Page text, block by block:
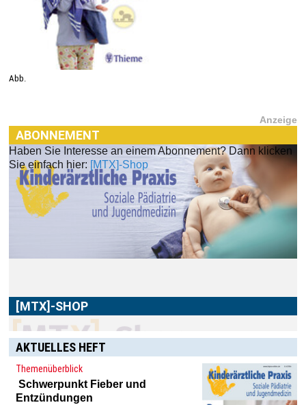
Abb.
Anzeige
ABONNEMENT
Haben Sie Interesse an einem Abonnement? Dann klicken
Sie einfach hier: [MTX]-Shop
[MTX]-SHOP
finden Sie alle Produkte aus unserem
Verlagsprogramm: Bücher, Zeitschriften oder
AKTUELLES HEFT
Themenüberblick
Schwerpunkt Fieber und
Entzündungen